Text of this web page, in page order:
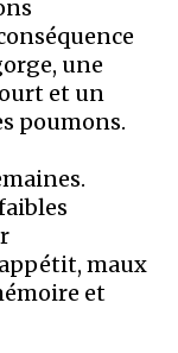
une
et un
poumons.
maux
et